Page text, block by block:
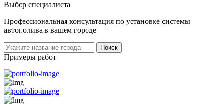
Выбор специалиста
Профессиональная консультация по установке системы
автополива в вашем городе
Поиск
Примеры работ